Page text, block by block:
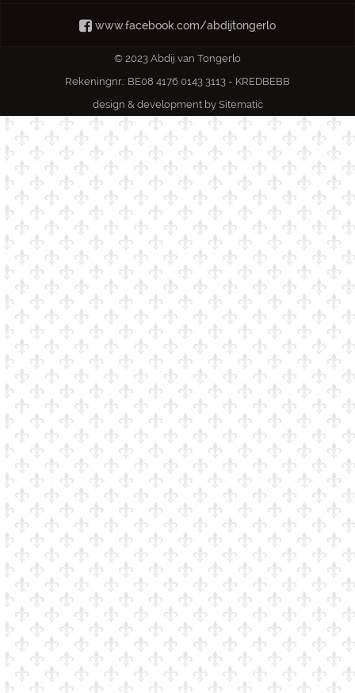
www.facebook.com/abdijtongerlo
© 2023 Abdij van Tongerlo
Rekeningnr.: BE08 4176 0143 3113 - KREDBEBB
design & development by Sitematic